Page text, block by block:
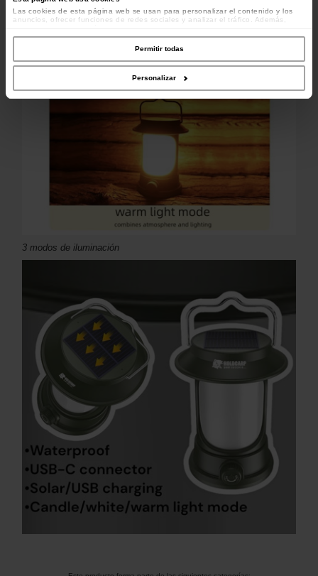
Las cookies de esta página web se usan para personalizar el contenido y los
anuncios, ofrecer funciones de redes sociales y analizar el tráfico. Además,
colaboradores de redes sociales, publicidad y análisis web, quienes pueden
combinarla con otra información que les haya proporcionado o que hayan
recopilado a partir del uso que haya hecho de sus servicios.
Permitir todas
Personalizar
3 modos de iluminación